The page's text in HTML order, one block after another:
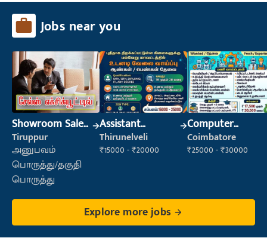
Jobs near you
Showroom Sales
Executive (Retail
Sales)
Tiruppur
அனுபவம்
பொருத்து/தகுதி
பொருத்து
Assistant
Manager
Thirunelveli
₹15000 - ₹20000
Computer
Operator
Coimbatore
₹25000 - ₹30000
Explore more jobs